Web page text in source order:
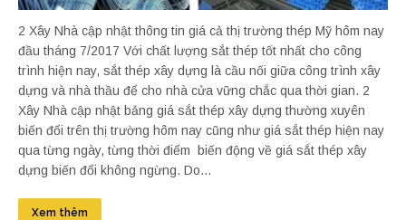
2 Xây Nhà cập nhật thông tin giá cả thị trường thép Mỹ hôm nay
đầu tháng 7/2017 Với chất lượng sắt thép tốt nhất cho công
trình hiện nay, sắt thép xây dựng là cầu nối giữa công trình xây
dựng và nhà thầu để cho nhà cửa vững chắc qua thời gian. 2
Xây Nhà cập nhật bảng giá sắt thép xây dựng thường xuyên
biến đổi trên thị trường hôm nay cũng như giá sắt thép hiện nay
qua từng ngày, từng thời điểm biến động về giá sắt thép xây
dựng biến đổi không ngừng. Do...
Xem thêm